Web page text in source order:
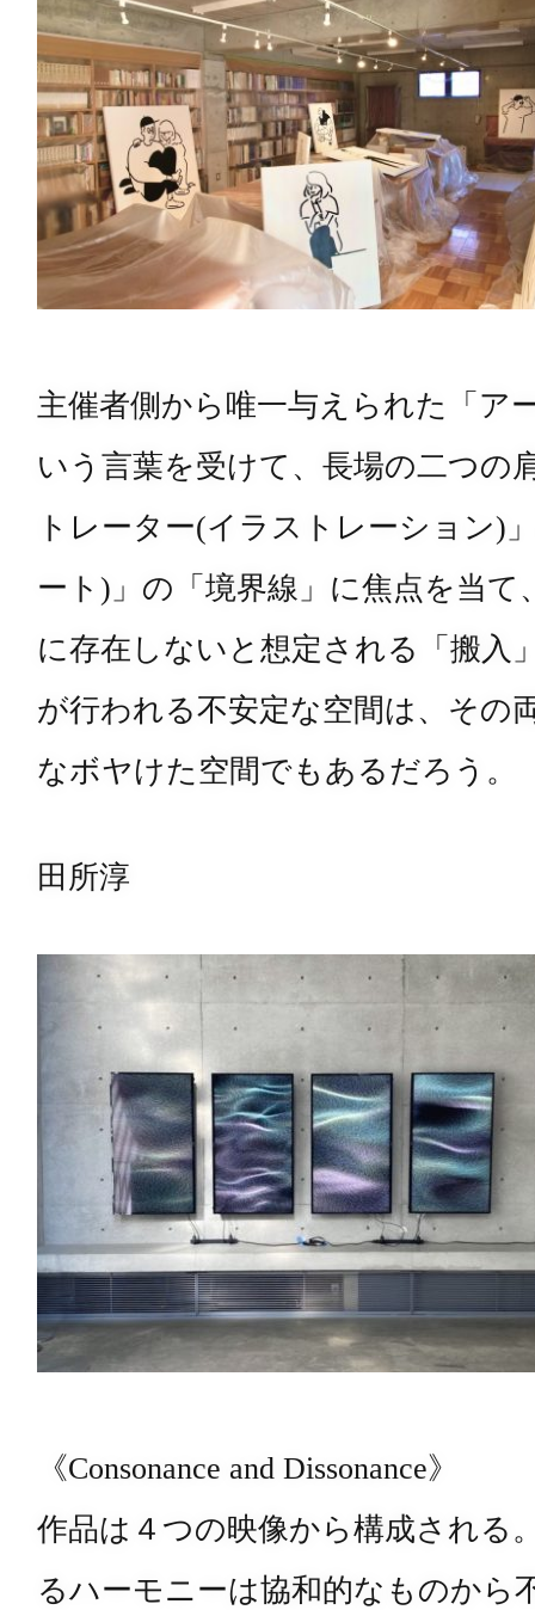
主催者側から唯一与えられた「ア
いう言葉を受けて、長場の二つの
トレーター(イラストレーション)
ート)」の「境界線」に焦点を当て
に存在しないと想定される「搬入
が行われる不安定な空間は、その
なボヤけた空間でもあるだろう。
田所淳
《Consonance and Dissonance》
作品は４つの映像から構成される
るハーモニーは協和的なものから